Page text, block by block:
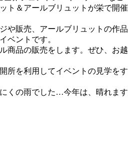
ト＆アールブリュットが栄で開催
や販売、アールブリュットの作品
ベントです。
商品の販売をします。ぜひ、お越
所を利用してイベントの見学をす
くの雨でした…今年は、晴れます